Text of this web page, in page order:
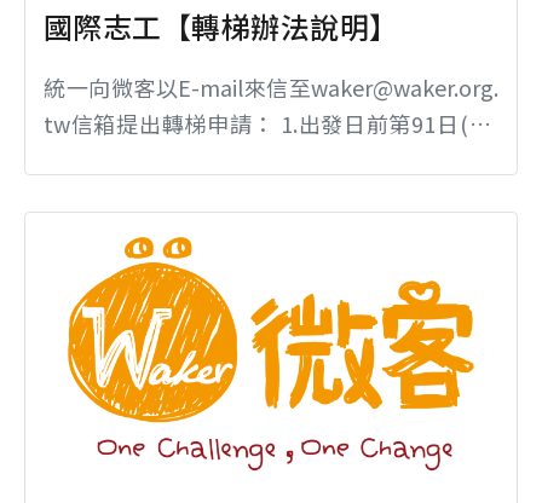
國際志工【轉梯辦法說明】
統一向微客以E-mail來信至waker@waker.org.
tw信箱提出轉梯申請： 1.出發日前第91日(含)
申請，得以轉梯，梯隊費用多退少補，倘若未
來申請退梯，則以出隊時間較早之梯次作為退
費申請的基準梯隊。 3.出發日前第30日(含)提出
申請，不得轉梯...